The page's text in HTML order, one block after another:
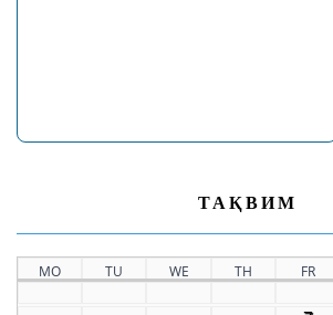
ТАҚВИМ
MO TU WE TH FR